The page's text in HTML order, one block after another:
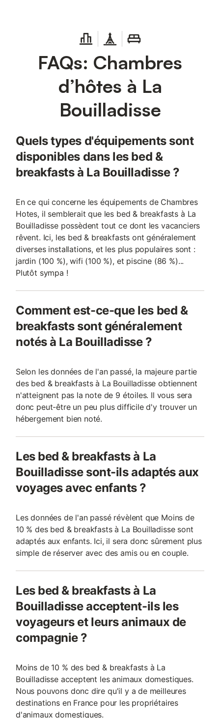
FAQs: Chambres
d’hôtes à La
Bouilladisse
Quels types d'équipements sont
disponibles dans les bed &
breakfasts à La Bouilladisse ?
En ce qui concerne les équipements de Chambres
Hotes, il semblerait que les bed & breakfasts à La
Bouilladisse possèdent tout ce dont les vacanciers
rêvent. Ici, les bed & breakfasts ont généralement
diverses installations, et les plus populaires sont :
jardin (100 %), wifi (100 %), et piscine (86 %)...
Plutôt sympa !
Comment est-ce-que les bed &
breakfasts sont généralement
notés à La Bouilladisse ?
Selon les données de l'an passé, la majeure partie
des bed & breakfasts à La Bouilladisse obtiennent
n'atteignent pas la note de 9 étoiles. Il vous sera
donc peut-être un peu plus difficile d'y trouver un
hébergement bien noté.
Les bed & breakfasts à La
Bouilladisse sont-ils adaptés aux
voyages avec enfants ?
Les données de l'an passé révèlent que Moins de
10 % des bed & breakfasts à La Bouilladisse sont
adaptés aux enfants. Ici, il sera donc sûrement plus
simple de réserver avec des amis ou en couple.
Les bed & breakfasts à La
Bouilladisse acceptent-ils les
voyageurs et leurs animaux de
compagnie ?
Moins de 10 % des bed & breakfasts à La
Bouilladisse acceptent les animaux domestiques.
Nous pouvons donc dire qu'il y a de meilleures
destinations en France pour les propriétaires
d'animaux domestiques.